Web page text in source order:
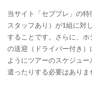
当サイト「セブプレ」の
スタッフあり）が1組に対
することです。さらに、
の送迎（ドライバー付き
ようにツアーのスケジュ
遣ったりする必要はありま